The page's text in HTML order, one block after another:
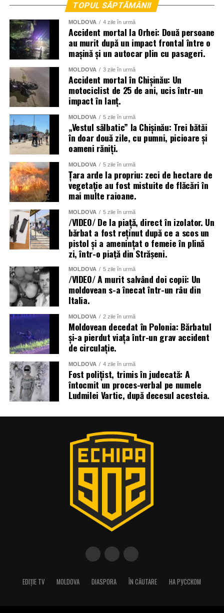
TOPUL SĂPTĂMÂNII
MOLDOVA 4 zile în urmă
Accident mortal la Orhei: Două persoane
au murit după un impact frontal între o
mașină și un autocar plin cu pasageri.
MOLDOVA 3 zile în urmă
Accident mortal în Chișinău: Un
motociclist de 25 de ani, ucis într-un
impact în lanț.
MOLDOVA 5 zile în urmă
„Vestul sălbatic” la Chișinău: Trei bătăi
în doar două zile, cu pumni, picioare și
oameni răniți.
MOLDOVA 5 zile în urmă
Țara arde la propriu: zeci de hectare de
vegetație au fost mistuite de flăcări în
mai multe raioane.
MOLDOVA 5 zile în urmă
/VIDEO/ De la piață, direct în izolator. Un
bărbat a fost reținut după ce a scos un
pistol și a amenințat o femeie în plină
zi, într-o piață din Strășeni.
MOLDOVA 5 zile în urmă
/VIDEO/ A murit salvând doi copii: Un
moldovean s-a înecat într-un râu din
Italia.
MOLDOVA 2 zile în urmă
Moldovean decedat în Polonia: Bărbatul
și-a pierdut viața într-un grav accident
de circulație.
MOLDOVA 4 zile în urmă
Fost polițist, trimis în judecată: A
întocmit un proces-verbal pe numele
Ludmilei Vartic, după decesul acesteia.
EDIȚIE TV MOLDOVA DIASPORA ÎN CĂUTARE НА РУССКОМ